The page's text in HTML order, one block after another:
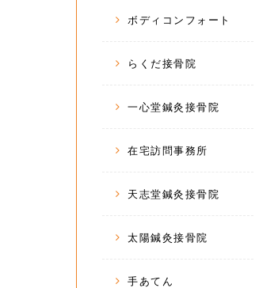
ボディコンフォート
らくだ接骨院
一心堂鍼灸接骨院
在宅訪問事務所
天志堂鍼灸接骨院
太陽鍼灸接骨院
手あてん